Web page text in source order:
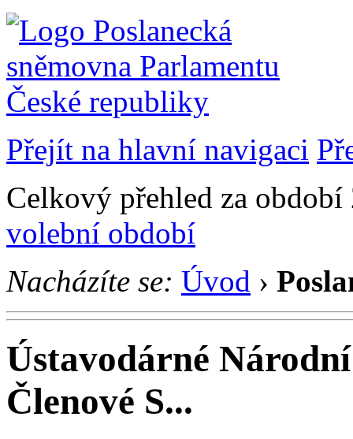
Přejít na hlavní navigaci
Celkový přehled za
volební období
Nacházíte se: Úvod ›
Ústavodárné
Členové S...